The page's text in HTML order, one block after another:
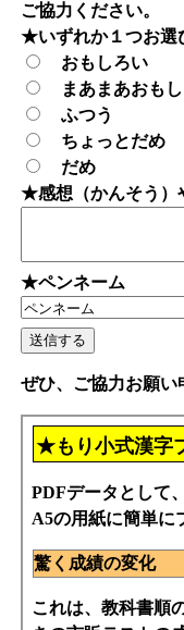
ご協力ください。
★いずれか１つお選
おもしろい
まあまあおも
ふつう
ちょっとだめ
だめ
★感想（かんそう）
★ペンネーム
ぜひ、ご協力お願い